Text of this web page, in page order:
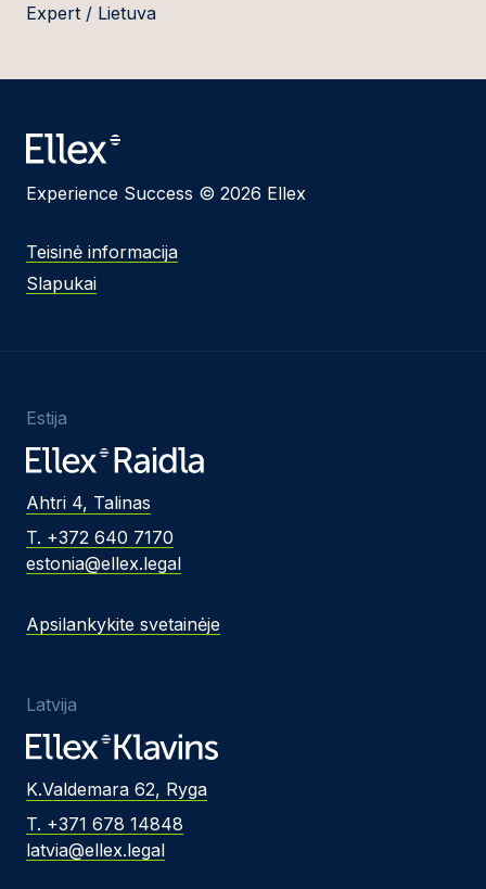
Expert / Lietuva
Experience Success © 2026 Ellex
Teisinė informacija
Slapukai
Estija
Ahtri 4, Talinas
T. +372 640 7170
estonia@ellex.legal
Apsilankykite svetainėje
Latvija
K.Valdemara 62, Ryga
T. +371 678 14848
latvia@ellex.legal